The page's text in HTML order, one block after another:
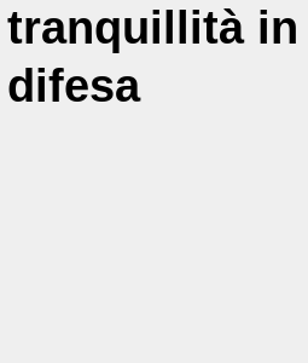
tranquillità
difesa